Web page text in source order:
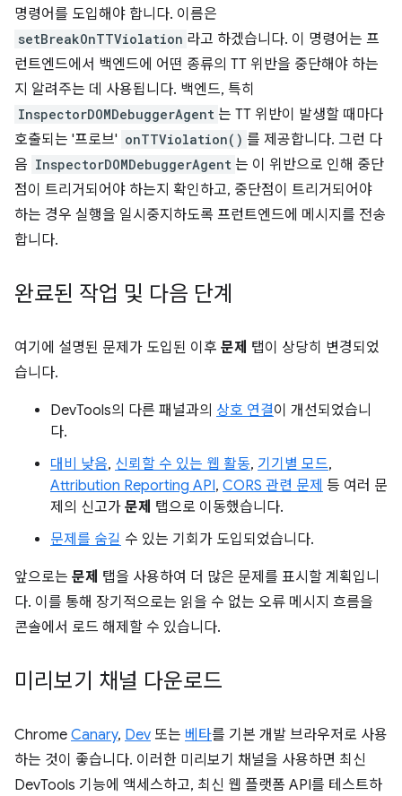
명령어를 도입해야 합니다. 이름은
setBreakOnTTViolation 라고 하겠습니다. 이 명령어는 프
런트엔드에서 백엔드에 어떤 종류의 TT 위반을 중단해야 하는
지 알려주는 데 사용됩니다. 백엔드, 특히
InspectorDOMDebuggerAgent 는 TT 위반이 발생할 때마다
호출되는 '프로브' onTTViolation() 를 제공합니다. 그런 다
음 InspectorDOMDebuggerAgent 는 이 위반으로 인해 중단
점이 트리거되어야 하는지 확인하고, 중단점이 트리거되어야
하는 경우 실행을 일시중지하도록 프런트엔드에 메시지를 전송
합니다.
완료된 작업 및 다음 단계
여기에 설명된 문제가 도입된 이후 문제 탭이 상당히 변경되었
습니다.
DevTools의 다른 패널과의 상호 연결이 개선되었습니
다.
대비 낮음, 신뢰할 수 있는 웹 활동, 기기별 모드,
Attribution Reporting API, CORS 관련 문제 등 여러 문
제의 신고가 문제 탭으로 이동했습니다.
문제를 숨길 수 있는 기회가 도입되었습니다.
앞으로는 문제 탭을 사용하여 더 많은 문제를 표시할 계획입니
다. 이를 통해 장기적으로는 읽을 수 없는 오류 메시지 흐름을
콘솔에서 로드 해제할 수 있습니다.
미리보기 채널 다운로드
Chrome Canary, Dev 또는 베타를 기본 개발 브라우저로 사용
하는 것이 좋습니다. 이러한 미리보기 채널을 사용하면 최신
DevTools 기능에 액세스하고, 최신 웹 플랫폼 API를 테스트하